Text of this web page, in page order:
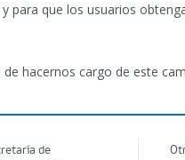
para que los usuarios
de hacernos cargo de este
de